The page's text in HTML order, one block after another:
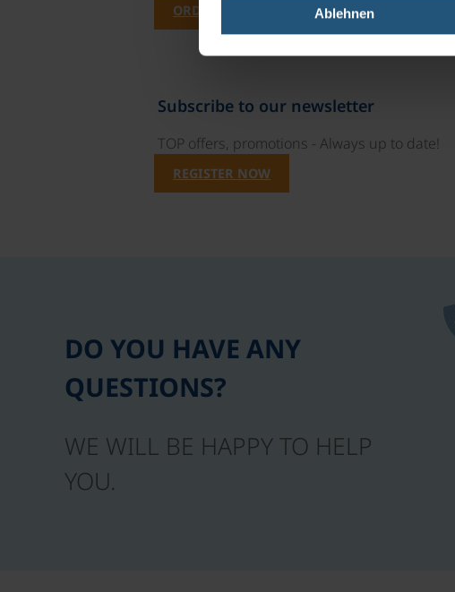
Ablehnen
ORDER NOW
Subscribe to our newsletter
TOP offers, promotions - Always up to date!
REGISTER NOW
DO YOU HAVE ANY
QUESTIONS?
WE WILL BE HAPPY TO HELP
YOU.